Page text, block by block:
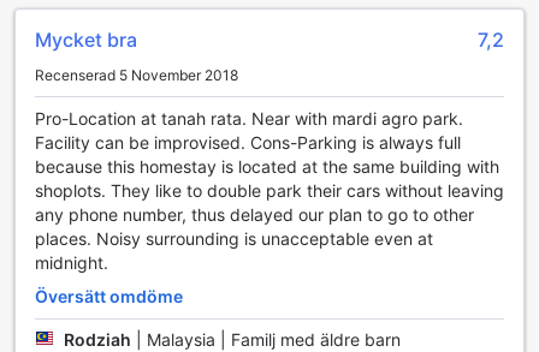
Mycket bra 7,2
Recenserad 5 November 2018
Pro-Location at tanah rata. Near with mardi agro park.
Facility can be improvised. Cons-Parking is always full
because this homestay is located at the same building with
shoplots. They like to double park their cars without leaving
any phone number, thus delayed our plan to go to other
places. Noisy surrounding is unacceptable even at
midnight.
Översätt omdöme
Rodziah Malaysia | Familj med äldre barn